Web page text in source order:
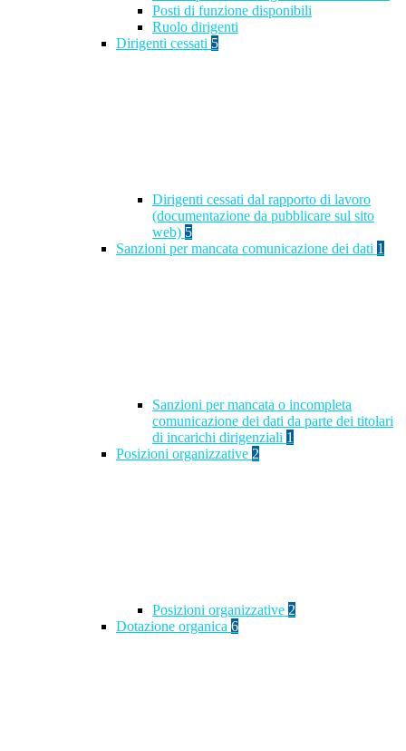
Posti di funzione disponibili
Ruolo dirigenti
Dirigenti cessati 5
Dirigenti cessati dal rapporto di lavoro
(documentazione da pubblicare sul sito
web) 5
Sanzioni per mancata comunicazione dei dati 1
Sanzioni per mancata o incompleta
comunicazione dei dati da parte dei titolari
di incarichi dirigenziali 1
Posizioni organizzative 2
Posizioni organizzative 2
Dotazione organica 6